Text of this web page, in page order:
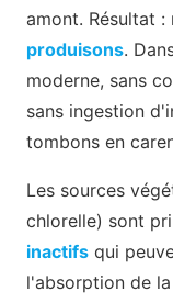
amont. Résultat :
produisons.
moderne, sans
sans ingestion
tombons en
Les sources
chlorelle) sont
inactifs qui
l'absorption de